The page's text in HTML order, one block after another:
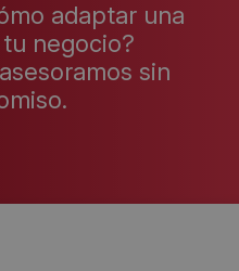
adaptar una
negocio?
sin